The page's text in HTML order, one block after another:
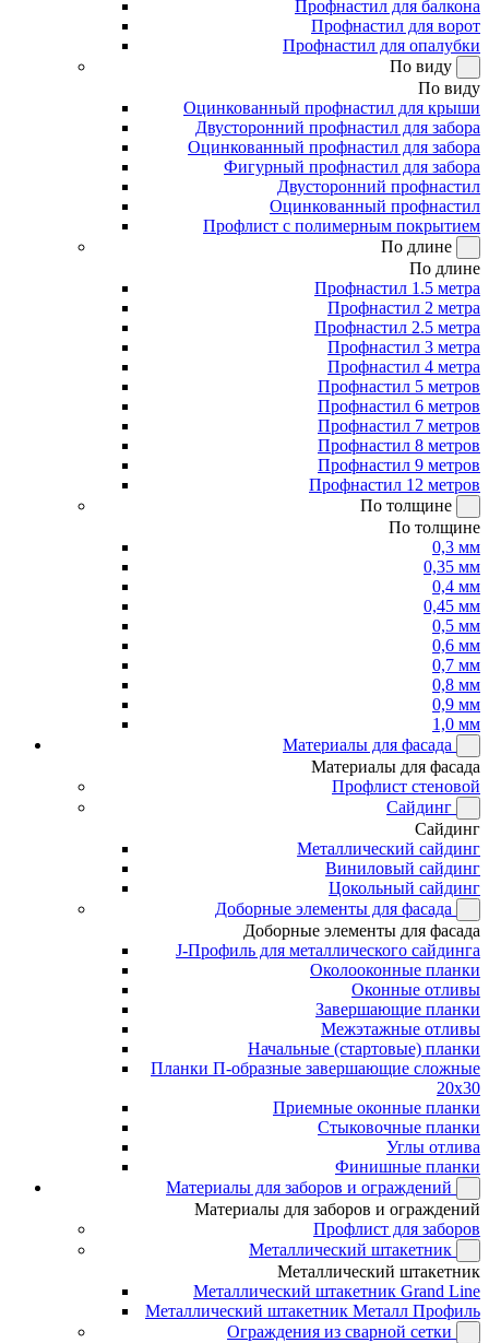
Профнастил для балкона
Профнастил для ворот
Профнастил для опалубки
По виду
По виду
Оцинкованный профнастил для крыши
Двусторонний профнастил для забора
Оцинкованный профнастил для забора
Фигурный профнастил для забора
Двусторонний профнастил
Оцинкованный профнастил
Профлист с полимерным покрытием
По длине
По длине
Профнастил 1.5 метра
Профнастил 2 метра
Профнастил 2.5 метра
Профнастил 3 метра
Профнастил 4 метра
Профнастил 5 метров
Профнастил 6 метров
Профнастил 7 метров
Профнастил 8 метров
Профнастил 9 метров
Профнастил 12 метров
По толщине
По толщине
0,3 мм
0,35 мм
0,4 мм
0,45 мм
0,5 мм
0,6 мм
0,7 мм
0,8 мм
0,9 мм
1,0 мм
Материалы для фасада
Материалы для фасада
Профлист стеновой
Сайдинг
Сайдинг
Металлический сайдинг
Виниловый сайдинг
Цокольный сайдинг
Доборные элементы для фасада
Доборные элементы для фасада
J-Профиль для металлического сайдинга
Околооконные планки
Оконные отливы
Завершающие планки
Межэтажные отливы
Начальные (стартовые) планки
Планки П-образные завершающие сложные
20x30
Приемные оконные планки
Стыковочные планки
Углы отлива
Финишные планки
Материалы для заборов и ограждений
Материалы для заборов и ограждений
Профлист для заборов
Металлический штакетник
Металлический штакетник
Металлический штакетник Grand Line
Металлический штакетник Металл Профиль
Ограждения из сварной сетки